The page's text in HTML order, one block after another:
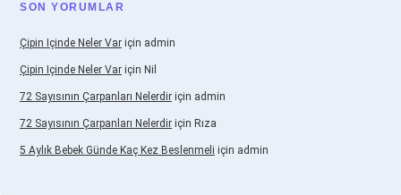
SON YORUMLAR
Çipin Içinde Neler Var için admin
Çipin Içinde Neler Var için Nil
72 Sayısının Çarpanları Nelerdir için admin
72 Sayısının Çarpanları Nelerdir için Rıza
5 Aylık Bebek Günde Kaç Kez Beslenmeli için admin